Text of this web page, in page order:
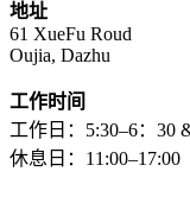
地址
61 XueFu Roud
Oujia, Dazhu
工作时间
工作日：5:30–6：30
休息日：11:00–17:00